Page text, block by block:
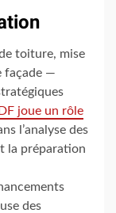
toiture, mise
façade —
joue un rôle
l’analyse des
la préparation
des